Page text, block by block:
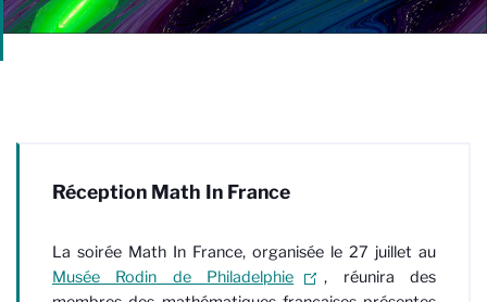
Réception Math In France
La soirée Math In France, organisée le 27 juillet au
Musée Rodin de Philadelphie
, réunirades